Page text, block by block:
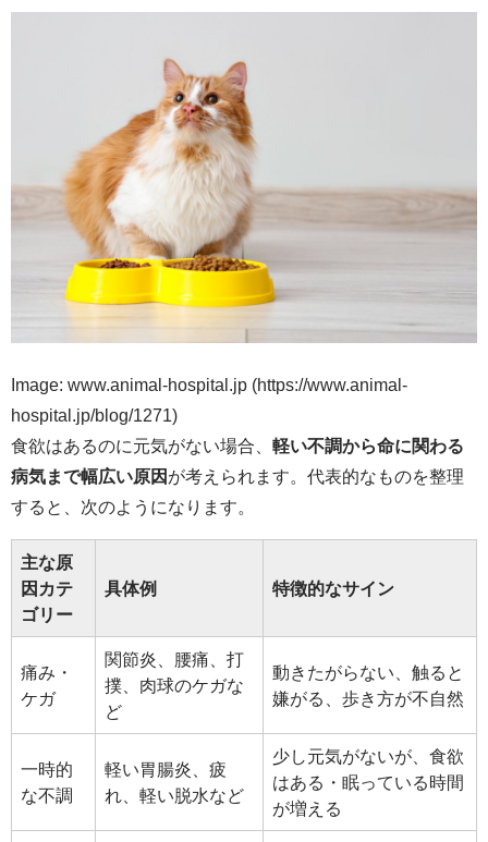
Image: www.animal-hospital.jp (https://www.animal-
hospital.jp/blog/1271)
食欲はあるのに元気がない場合、 軽い不調から命に関わる
病気まで幅広い原因 が考えられます。代表的なものを整理
すると、次のようになります。
主な原
因カテ
ゴリー
具体例 特徴的なサイン
痛み・
ケガ
関節炎、腰痛、打
撲、肉球のケガな
ど
動きたがらない、触ると
嫌がる、歩き方が不自然
一時的
な不調
軽い胃腸炎、疲
れ、軽い脱水など
少し元気がないが、食欲
はある・眠っている時間
が増える